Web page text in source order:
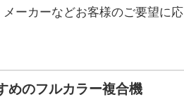
メーカーなどお客様のご要望に
めのフルカラー複合機